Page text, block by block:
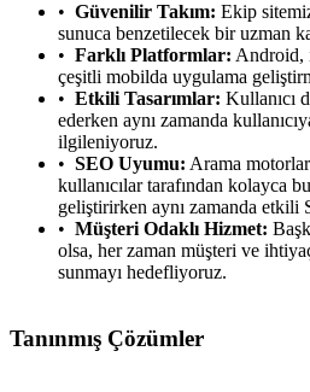
Güvenilir Takım: Ekip
sunuca benzetilecek bir uzman
Farklı Platformlar: Android,
çeşitli mobilda uygulama
Etkili Tasarımlar: Kullanıcı
ederken aynı zamanda
ilgileniyoruz.
SEO Uyumu: Arama
kullanıcılar tarafından kolayca
geliştirirken aynı zamanda etkili
Müşteri Odaklı Hizmet:
olsa, her zaman müşteri ve
sunmayı hedefliyoruz.
Tanınmış Çözümler